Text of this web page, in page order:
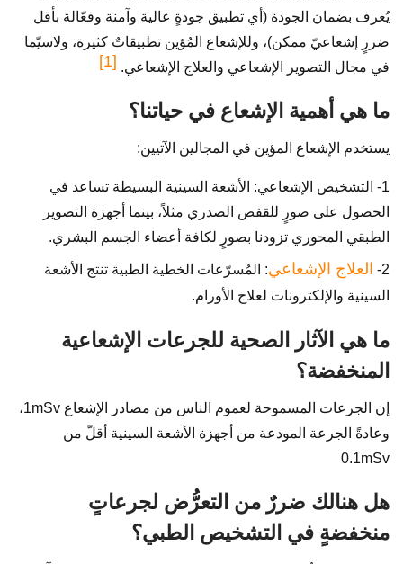
يُعرف بضمان الجودة (أي تطبيق جودةٍ عالية وآمنة وفعّالة بأقل
ضررٍ إشعاعيّ ممكن)، وللإشعاع المُؤين تطبيقاتٌ كثيرة، ولاسيّما
في مجال التصوير الإشعاعي والعلاج الإشعاعي. [1]
ما هي أهمية الإشعاع في حياتنا؟
يستخدم الإشعاع المؤين في المجالين الآتيين:
1- التشخيص الإشعاعي: الأشعة السينية البسيطة تساعد في
الحصول على صورٍ للقفص الصدري مثلاً، بينما أجهزة التصوير
الطبقي المحوري تزودنا بصورٍ لكافة أعضاء الجسم البشري.
2- العلاج الإشعاعي: المُسرّعات الخطية الطبية تنتج الأشعة
السينية والإلكترونات لعلاج الأورام.
ما هي الآثار الصحية للجرعات الإشعاعية
المنخفضة؟
إن الجرعات المسموحة لعموم الناس من مصادر الإشعاع 1mSv،
وعادةً الجرعة المودعة من أجهزة الأشعة السينية أقلّ من
0.1mSv
هل هنالك ضررٌ من التعرُّض لجرعاتٍ
منخفضةٍ في التشخيص الطبي؟